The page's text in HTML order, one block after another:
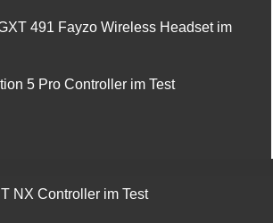
491 Fayzo Wireless Headset im
5 Pro Controller im Test
NX Controller im Test